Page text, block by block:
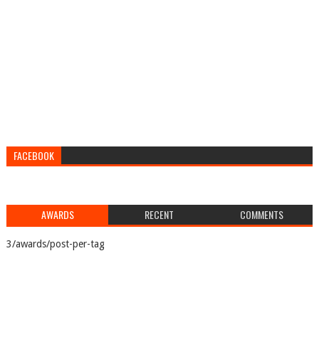
FACEBOOK
AWARDS RECENT COMMENTS
3/awards/post-per-tag